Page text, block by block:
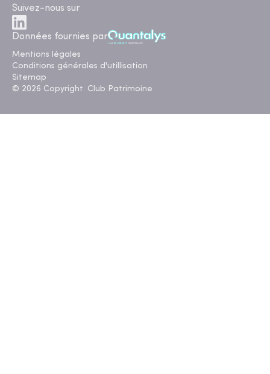
Suivez-nous sur
Données fournies par
Mentions légales
Conditions générales d'utillisation
Sitemap
© 2026 Copyright. Club Patrimoine